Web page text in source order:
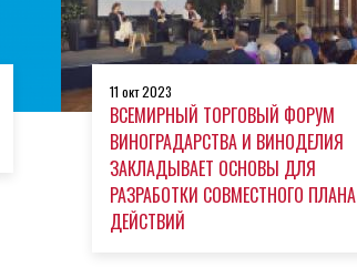
11 окт 2023
ВСЕМИРНЫЙ ТОРГОВЫЙ ФОРУМ
ВИНОГРАДАРСТВА И ВИНОДЕЛИЯ
ЗАКЛАДЫВАЕТ ОСНОВЫ ДЛЯ
РАЗРАБОТКИ СОВМЕСТНОГО ПЛАНА
ДЕЙСТВИЙ